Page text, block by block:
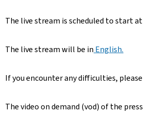
The live stream is scheduled to start at
The live stream will be in English.
If you encounter any difficulties,
The video on demand (vod) of the